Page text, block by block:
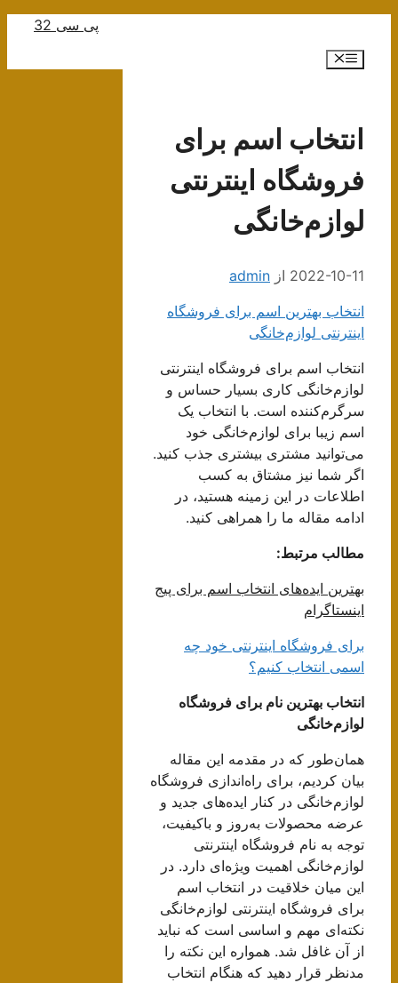
پی سی 32
فهرست
انتخاب اسم برای
فروشگاه اینترنتی
لوازم‌خانگی
2022-10-11 از admin
انتخاب بهترین اسم برای فروشگاه
اینترنتی لوازم‌خانگی
انتخاب اسم برای فروشگاه اینترنتی
لوازم‌خانگی کاری بسیار حساس و
سرگرم‌کننده است. با انتخاب یک
اسم زیبا برای لوازم‌خانگی خود
می‌توانید مشتری بیشتری جذب کنید.
اگر شما نیز مشتاق به کسب
اطلاعات در این زمینه هستید، در
ادامه مقاله ما را همراهی کنید.
مطالب مرتبط:
بهترین ایده‌های انتخاب اسم برای پیج
اینستاگرام
برای فروشگاه اینترنتی خود چه
اسمی انتخاب کنیم؟
انتخاب بهترین نام برای فروشگاه
لوازم‌خانگی
همان‌طور که در مقدمه این مقاله
بیان کردیم، برای راه‌اندازی فروشگاه
لوازم‌خانگی در کنار ایده‌های جدید و
عرضه محصولات به‌روز و باکیفیت،
توجه به نام فروشگاه اینترنتی
لوازم‌خانگی اهمیت ویژه‌ای دارد. در
این میان خلاقیت در انتخاب اسم
برای فروشگاه اینترنتی لوازم‌خانگی
نکته‌ای مهم و اساسی است که نباید
از آن غافل شد. همواره این نکته را
مدنظر قرار دهید که هنگام انتخاب